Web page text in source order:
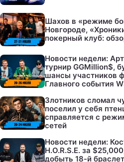
Шахов в «режиме
Новгороде,
покерный клуб:
Новости недели:
турнир GGMillion$,
шансы участников
Главного события
Злотников сломал
поселил у себя
справляется с
сетей
Новости недели:
H.O.R.S.E. за
добыть 18-й